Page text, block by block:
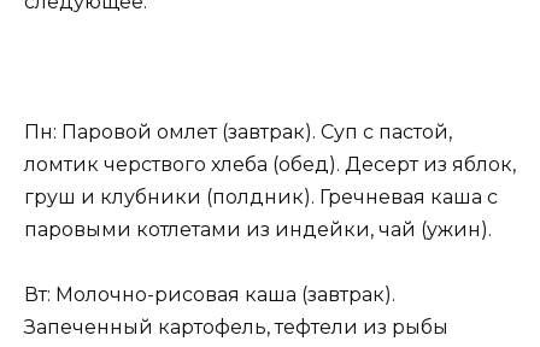
Пн: Паровой омлет (завтрак). Суп с пастой,
ломтик черствого хлеба (обед). Десерт из яблок,
груш и клубники (полдник). Гречневая каша с
паровыми котлетами из индейки, чай (ужин).
Вт: Молочно-рисовая каша (завтрак).
Запеченный картофель, тефтели из рыбы